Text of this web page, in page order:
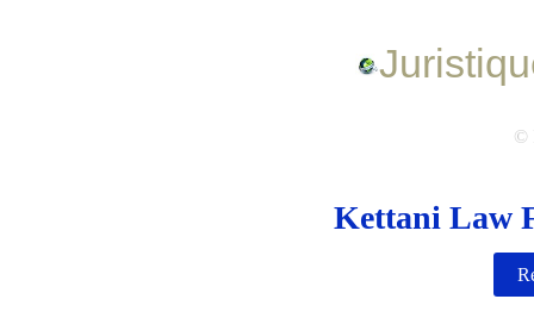
©
Kettani Law